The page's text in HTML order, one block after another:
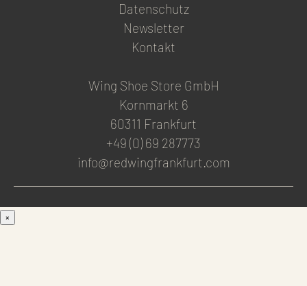
Datenschutz
Newsletter
Kontakt
Wing Shoe Store GmbH
Kornmarkt 6
60311 Frankfurt
+49 (0) 69 287773
info@redwingfrankfurt.com
×